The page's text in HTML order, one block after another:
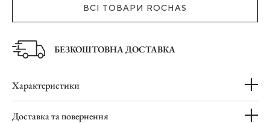
ВСІ ТОВАРИ ROCHAS
БЕЗКОШТОВНА ДОСТАВКА
Характеристики
Доставка та повернення